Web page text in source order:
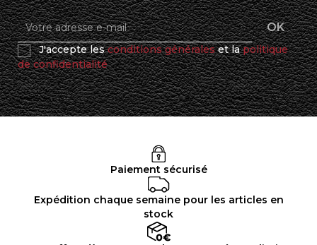
J'accepte lesconditions généraleset lapolitique
de confidentialité
Paiement sécurisé
Expédition chaque semaine pour les articles en
stock